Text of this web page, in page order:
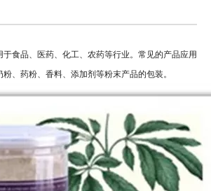
食品、医药、化工、农药等行业。常见的产品应用
、药粉、香料、添加剂等粉末产品的包装。